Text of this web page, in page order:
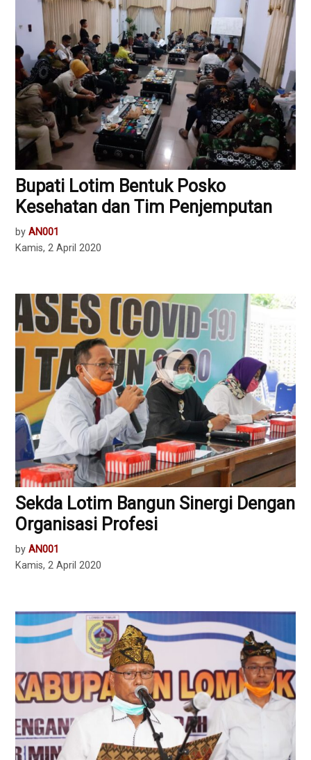
Bupati Lotim Bentuk Posko
Kesehatan dan Tim Penjemputan
by AN001
Kamis, 2 April 2020
Sekda Lotim Bangun Sinergi Dengan
Organisasi Profesi
by AN001
Kamis, 2 April 2020